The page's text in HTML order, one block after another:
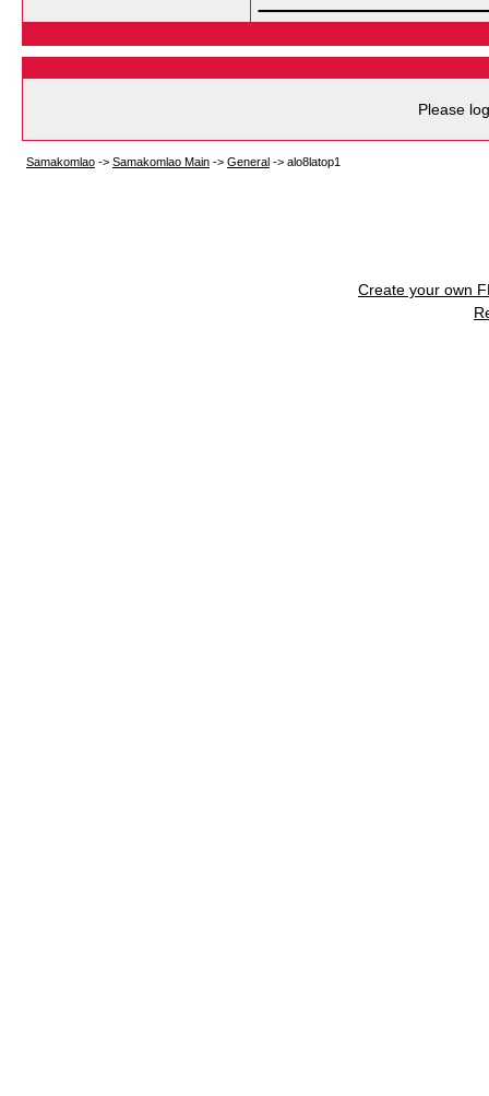
Please
Samakomlao -> Samakomlao Main -> General -> alo8latop1
Create your own